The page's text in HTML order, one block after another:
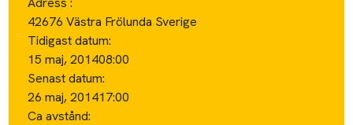
42676 Västra Frölunda Sverige
Tidigast datum:
15 maj, 201408:00
Senast datum:
26 maj, 201417:00
Ca avstånd: